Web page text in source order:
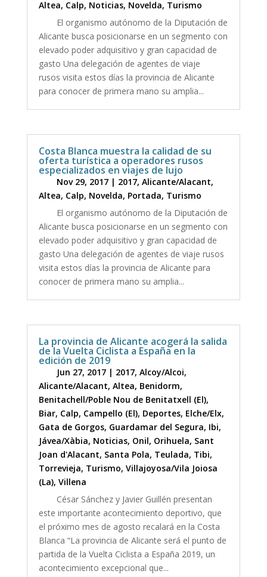
Altea, Calp, Noticias, Novelda, Turismo
El organismo autónomo de la Diputación de
Alicante busca posicionarse en un segmento con
elevado poder adquisitivo y gran capacidad de
gasto Una delegación de agentes de viaje
rusos visita estos días la provincia de Alicante
para conocer de primera mano su amplia...
Costa Blanca muestra la calidad de su
oferta turística a operadores rusos
especializados en viajes de lujo
Nov 29, 2017| 2017, Alicante/Alacant,
Altea, Calp, Novelda, Portada, Turismo
El organismo autónomo de la Diputación de
Alicante busca posicionarse en un segmento con
elevado poder adquisitivo y gran capacidad de
gasto Una delegación de agentes de viaje rusos
visita estos días la provincia de Alicante para
conocer de primera mano su amplia...
La provincia de Alicante acogerá la salida
de la Vuelta Ciclista a España en la
edición de 2019
Jun 27, 2017| 2017, Alcoy/Alcoi,
Alicante/Alacant, Altea, Benidorm,
Benitachell/Poble Nou de Benitatxell (El),
Biar, Calp, Campello (El), Deportes, Elche/Elx,
Gata de Gorgos, Guardamar del Segura, Ibi,
Jávea/Xàbia, Noticias, Onil, Orihuela, Sant
Joan d'Alacant, Santa Pola, Teulada, Tibi,
Torrevieja, Turismo, Villajoyosa/Vila Joiosa
(La), Villena
César Sánchez y Javier Guillén presentan
este importante acontecimiento deportivo, que
el próximo mes de agosto recalará en la Costa
Blanca “La provincia de Alicante será el punto de
partida de la Vuelta Ciclista a España 2019, un
acontecimiento excepcional que...